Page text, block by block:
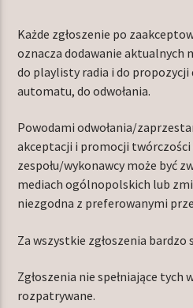
Każde zgłoszenie po
oznacza dodawanie aktualnych
do playlisty radia i do
automatu, do odwołania.
Powodami odwołania/
akceptacji i promocji twórczości
zespołu/wykonawcy może być
mediach ogólnopolskich lub
niezgodna z preferowanymi
Za wszystkie zgłoszenia bardzo
Zgłoszenia nie spełniające
rozpatrywane.